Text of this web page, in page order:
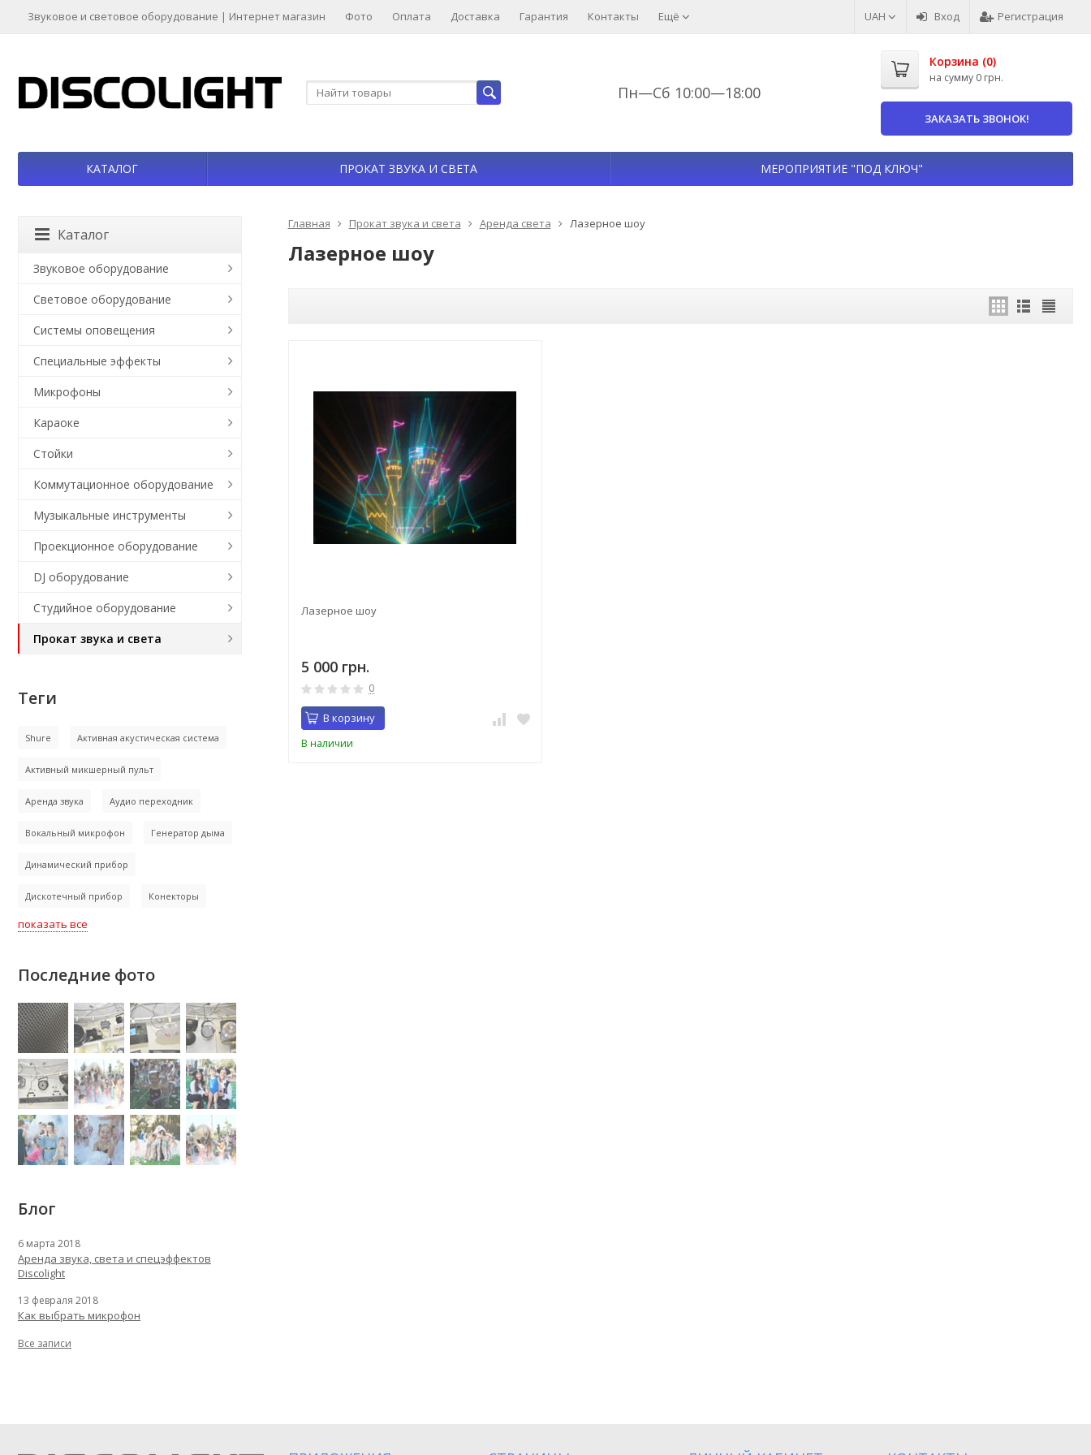
UAH Вход Регистрация
Звуковое и световое оборудование | Интернет магазин Фото Оплата Доставка Гарантия Контакты Ещё
Пн—Сб 10:00—18:00
Корзина (0)
на сумму 0 грн.
ЗАКАЗАТЬ ЗВОНОК!
КАТАЛОГ ПРОКАТ ЗВУКА И СВЕТА МЕРОПРИЯТИЕ "ПОД КЛЮЧ"
Главная Прокат звука и света Аренда света Лазерное шоу
Лазерное шоу
Лазерное шоу
5 000 грн.
0
В корзину
В наличии
Каталог
Звуковое оборудование
Световое оборудование
Системы оповещения
Специальные эффекты
Микрофоны
Караоке
Стойки
Коммутационное оборудование
Музыкальные инструменты
Проекционное оборудование
DJ оборудование
Студийное оборудование
Прокат звука и света
Теги
Shure Активная акустическая система
Активный микшерный пульт
Аренда звука Аудио переходник
Вокальный микрофон Генератор дыма
Динамический прибор
Дискотечный прибор Конекторы
показать все
Последние фото
Блог
6 марта 2018
Аренда звука, света и спецэффектов
Discolight
13 февраля 2018
Как выбрать микрофон
Все записи